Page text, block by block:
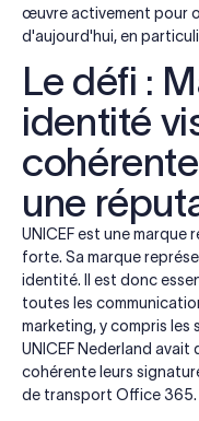
œuvre activement pour
d'aujourd'hui, en
Le défi :
identité
une
UNICEF est une
forte. Sa marque
identité. Il est donc
toutes les
marketing, y compris
UNICEF Nederland avait
cohérente leurs
de transport Office 365.